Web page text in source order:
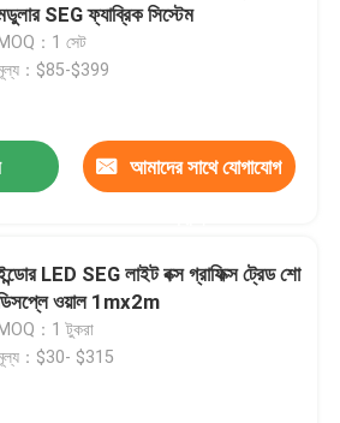
SEG ফ্যাব্রিক সিস্টেম
MOQ：1 সেট
：$85-$399
আমাদের সাথে যোগাযোগ
LED SEG লাইট বক্স গ্রাফিক্স ট্রেড শো
ওয়াল 1mx2m
：1 টুকরা
：$30- $315